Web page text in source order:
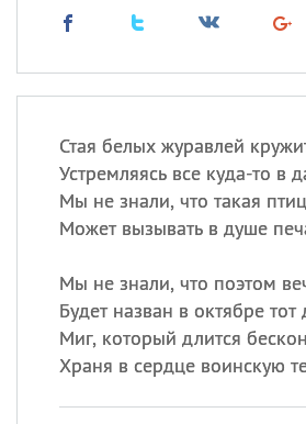
Стая белых журавлей
Устремляясь все куда-то в
Мы не знали, что такая
Может вызывать в душе
Мы не знали, что поэтом
Будет назван в октябре тот
Миг, который длится
Храня в сердце воинскую